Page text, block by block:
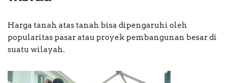
Harga tanah atas tanah bisa dipengaruhi oleh
popularitas pasar atau proyek pembangunan besar di
suatu wilayah.